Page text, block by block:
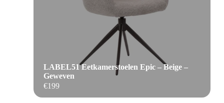
€199
LABEL51 Eetkamerstoelen Epic – Beige –
Geweven